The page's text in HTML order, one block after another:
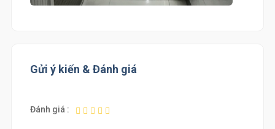
Gửi ý kiến & Đánh giá
Đánh giá :